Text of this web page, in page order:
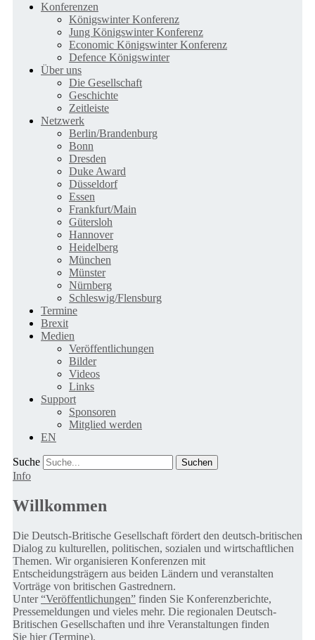
Konferenzen
Königswinter Konferenz
Jung Königswinter Konferenz
Economic Königswinter Konferenz
Defence Königswinter
Über uns
Die Gesellschaft
Geschichte
Zeitleiste
Netzwerk
Berlin/Brandenburg
Bonn
Dresden
Duke Award
Düsseldorf
Essen
Frankfurt/Main
Gütersloh
Hannover
Heidelberg
München
Münster
Nürnberg
Schleswig/Flensburg
Termine
Brexit
Medien
Veröffentlichungen
Bilder
Videos
Links
Support
Sponsoren
Mitglied werden
EN
Suche
Info
Willkommen
Die Deutsch-Britische Gesellschaft fördert den deutsch-britischen
Dialog zu kulturellen, politischen, sozialen und wirtschaftlichen
Themen. Wir organisieren Konferenzen mit
Entscheidungsträgern aus beiden Ländern und veranstalten
Vorträge von britischen Gastrednern.
Unter“Veröffentlichungen” finden Sie Konferenzberichte,
Pressemeldungen und vieles mehr. Die regionalen Deutsch-
Britischen Gesellschaften und ihre Veranstaltungen finden
Sie hier (Termine).